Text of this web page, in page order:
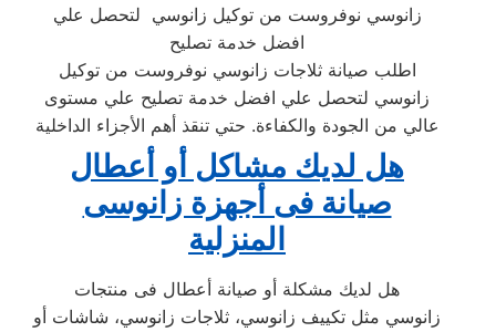
زانوسي نوفروست من توكيل زانوسي لتحصل علي
افضل خدمة تصليح
اطلب صيانة ثلاجات زانوسي نوفروست من توكيل
زانوسي لتحصل علي افضل خدمة تصليح علي مستوى
عالي من الجودة والكفاءة. حتي تنقذ أهم الأجزاء الداخلية
هل لديك مشاكل أو أعطال
صيانة فى أجهزة زانوسى
المنزلية
هل لديك مشكلة أو صيانة أعطال فى منتجات
زانوسي مثل تكييف زانوسي، ثلاجات زانوسي، شاشات أو